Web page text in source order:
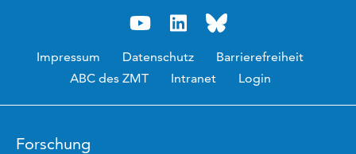
Impressum Datenschutz
Barrierefreiheit
ABC des ZMT
Intranet Login
Forschung